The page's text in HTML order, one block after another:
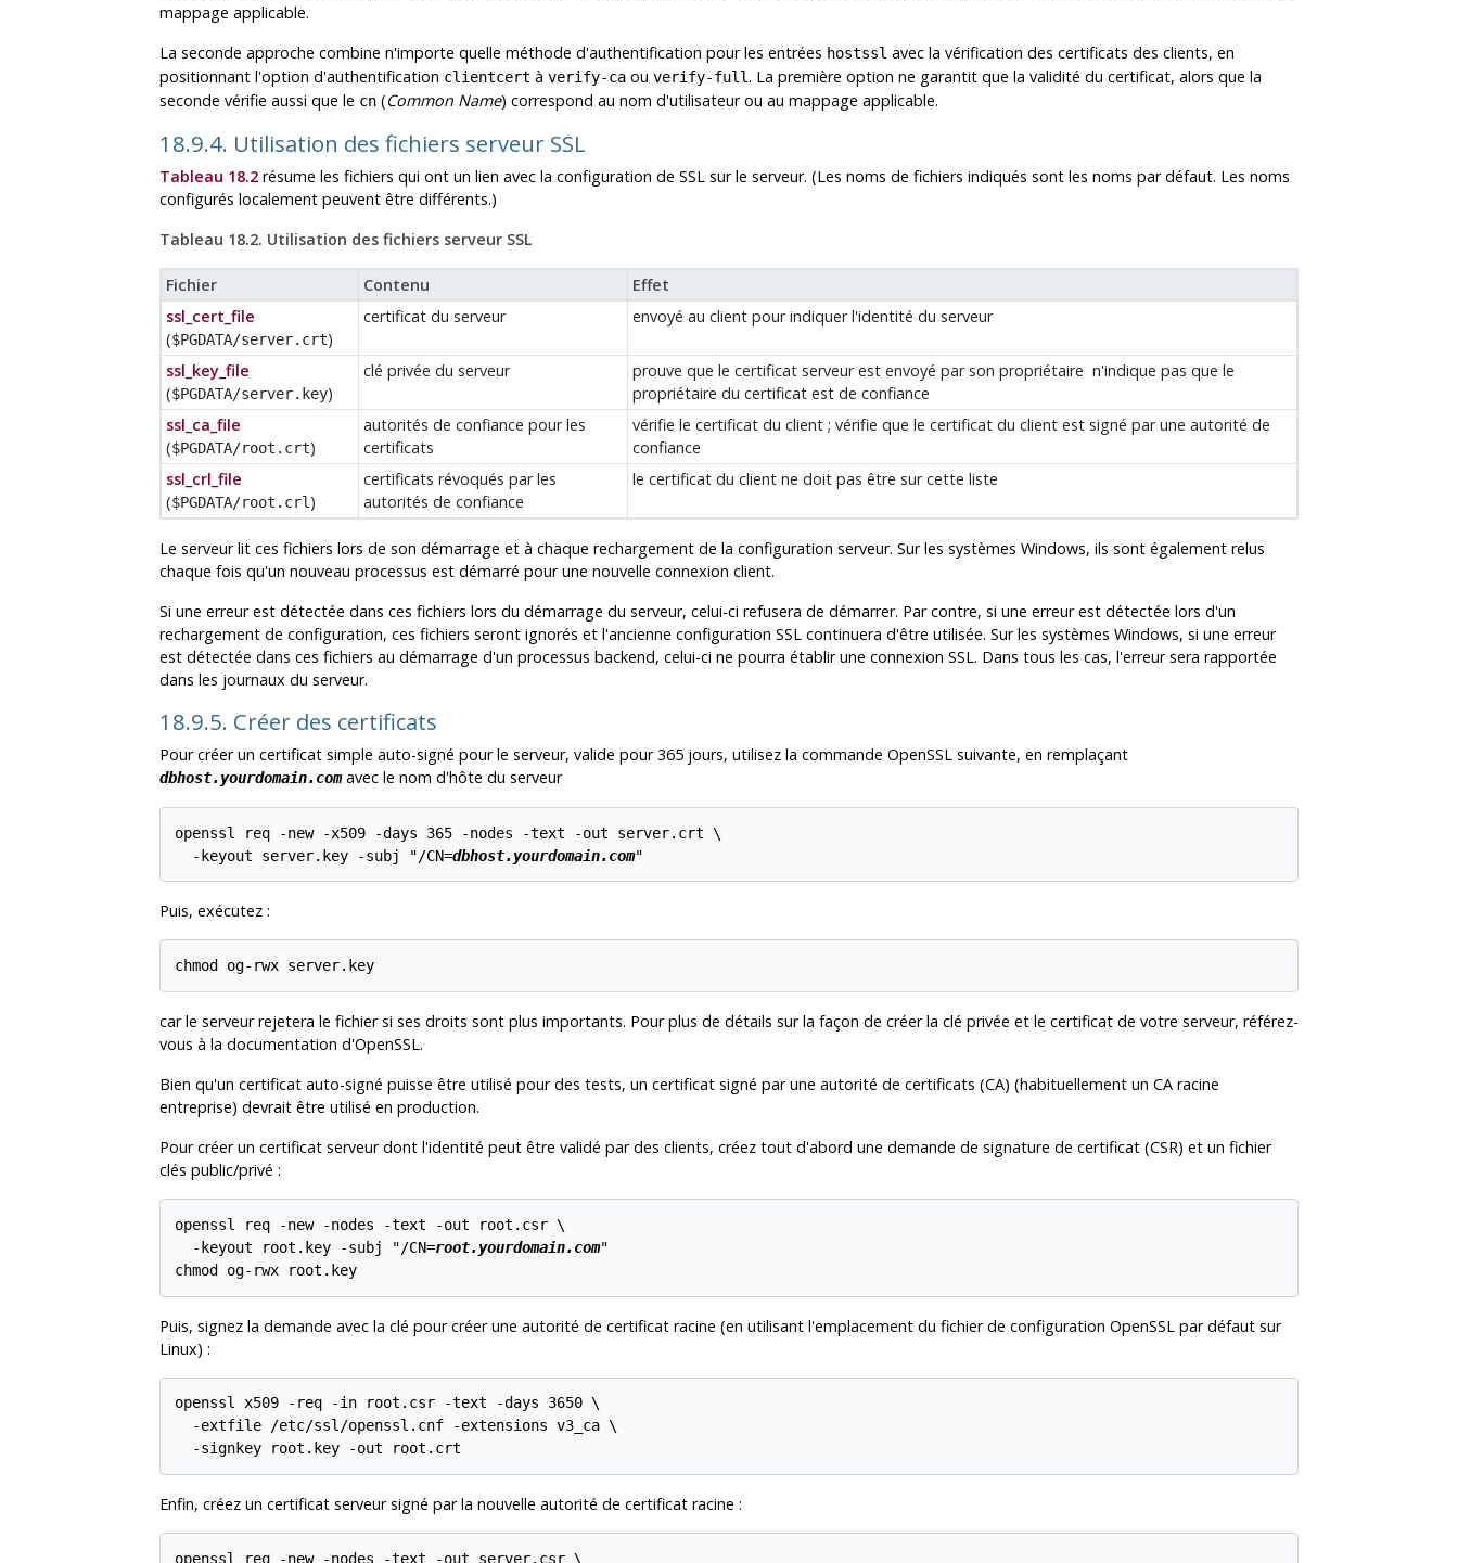
mappage applicable.
La seconde approche combine n'importe quelle méthode d'authentification pour les entrées hostssl avec la vérification des certificats des clients, en
positionnant l'option d'authentification clientcert à verify-ca ou verify-full. La première option ne garantit que la validité du certificat, alors que la
seconde vérifie aussi que le cn (Common Name) correspond au nom d'utilisateur ou au mappage applicable.
18.9.4. Utilisation des fichiers serveur SSL
Tableau 18.2 résume les fichiers qui ont un lien avec la configuration de SSL sur le serveur. (Les noms de fichiers indiqués sont les noms par défaut. Les noms
configurés localement peuvent être différents.)
Tableau 18.2. Utilisation des fichiers serveur SSL
Fichier Contenu
Effet
ssl_cert_file
($PGDATA/server.crt)
certificat du serveur envoyé au client pour indiquer l'identité du serveur
ssl_key_file
($PGDATA/server.key)
clé privée du serveur
prouve que le certificat serveur est envoyé par son propriétaire n'indique pas que le
propriétaire du certificat est de confiance
ssl_ca_file
($PGDATA/root.crt)
autorités de confiance pour les
certificats
vérifie le certificat du client ; vérifie que le certificat du client est signé par une autorité de
confiance
ssl_crl_file
($PGDATA/root.crl )
certificats révoqués par les
autorités de confiance
le certificat du client ne doit pas être sur cette liste
Le serveur lit ces fichiers lors de son démarrage et à chaque rechargement de la configuration serveur. Sur les systèmes Windows, ils sont également relus
chaque fois qu'un nouveau processus est démarré pour une nouvelle connexion client.
Si une erreur est détectée dans ces fichiers lors du démarrage du serveur, celui-ci refusera de démarrer. Par contre, si une erreur est détectée lors d'un
rechargement de configuration, ces fichiers seront ignorés et l'ancienne configuration SSL continuera d'être utilisée. Sur les systèmes Windows, si une erreur
est détectée dans ces fichiers au démarrage d'un processus backend, celui-ci ne pourra établir une connexion SSL. Dans tous les cas, l'erreur sera rapportée
dans les journaux du serveur.
18.9.5. Créer des certificats
Pour créer un certificat simple auto-signé pour le serveur, valide pour 365 jours, utilisez la commande OpenSSL suivante, en remplaçant
dbhost.yourdomain.comavec le nom d'hôte du serveur
openssl req -new -x509 -days 365 -nodes -text -out server.crt \
  -keyout server.key -subj "/CN=
dbhost.yourdomain.com
Puis, exécutez :
chmod og-rwx server.key
car le serveur rejetera le fichier si ses droits sont plus importants. Pour plus de détails sur la façon de créer la clé privée et le certificat de votre serveur, référez-
vous à la documentation d'OpenSSL.
Bien qu'un certificat auto-signé puisse être utilisé pour des tests, un certificat signé par une autorité de certificats (CA) (habituellement un CA racine
entreprise) devrait être utilisé en production.
Pour créer un certificat serveur dont l'identité peut être validé par des clients, créez tout d'abord une demande de signature de certificat (CSR) et un fichier
clés public/privé :
openssl req -new -nodes -text -out root.csr \
  -keyout root.key -subj "/CN=
root.yourdomain.com"
chmod og-rwx root.key
Puis, signez la demande avec la clé pour créer une autorité de certificat racine (en utilisant l'emplacement du fichier de configuration OpenSSL par défaut sur
Linux) :
openssl x509 -req -in root.csr -text -days 3650 \
  -extfile /etc/ssl/openssl.cnf -extensions v3_ca \
Enfin, créez un certificat serveur signé par la nouvelle autorité de certificat racine :
openssl req -new -nodes -text -out server.csr \